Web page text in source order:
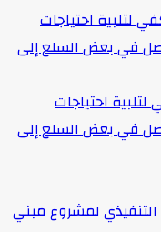
احتياجات
في بعض السلع إلى